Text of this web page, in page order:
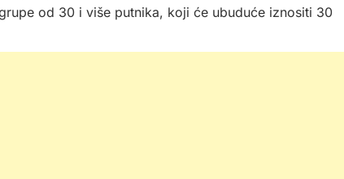
od 30 i više putnika, koji će ubuduće iznositi 30